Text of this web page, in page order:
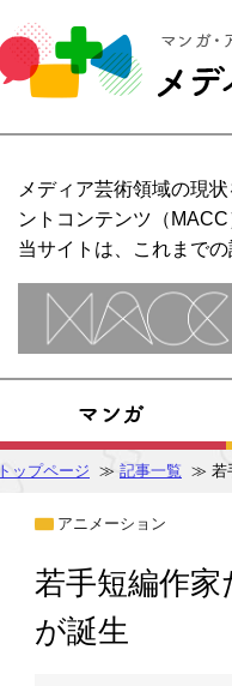
メディア芸術領域の現
ントコンテンツ（
当サイトは、これまで
トップページ ≫ 記事一覧 ≫ 若
アニメーション
若手短編作
が誕生